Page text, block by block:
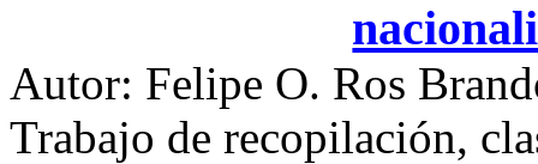
Autor: Felipe O. Ros
Trabajo de recopilación,